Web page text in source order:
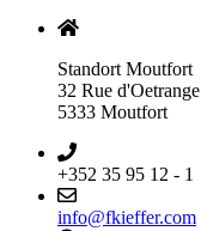
Standort Moutfort
32 Rue d'Oetrange
5333 Moutfort
+352 35 95 12 - 1
info@fkieffer.com